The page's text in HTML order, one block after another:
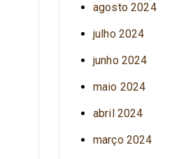
agosto 2024
julho 2024
junho 2024
maio 2024
abril 2024
março 2024